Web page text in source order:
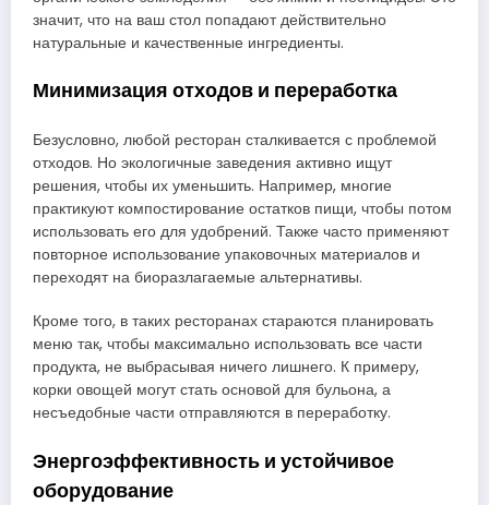
значит, что на ваш стол попадают действительно
натуральные и качественные ингредиенты.
Минимизация отходов и переработка
Безусловно, любой ресторан сталкивается с проблемой
отходов. Но экологичные заведения активно ищут
решения, чтобы их уменьшить. Например, многие
практикуют компостирование остатков пищи, чтобы потом
использовать его для удобрений. Также часто применяют
повторное использование упаковочных материалов и
переходят на биоразлагаемые альтернативы.
Кроме того, в таких ресторанах стараются планировать
меню так, чтобы максимально использовать все части
продукта, не выбрасывая ничего лишнего. К примеру,
корки овощей могут стать основой для бульона, а
несъедобные части отправляются в переработку.
Энергоэффективность и устойчивое
оборудование